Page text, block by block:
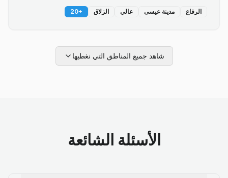
الرفاع مدينة عيسى عالي الزلاق +
20
شاهد جميع المناطق التي نغطيها
الأسئلة الشائعة